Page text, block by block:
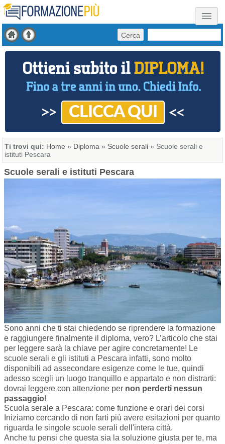
Cerca
Ti trovi qui: Home » Diploma » Scuole serali » Scuole serali e
istituti Pescara
Scuole serali e istituti Pescara
Sono anni che ti stai chiedendo se riprendere la formazione
e raggiungere finalmente il diploma, vero? L’articolo che stai
per leggere sarà la chiave per agire concretamente! Le
scuole serali e gli istituti a Pescara infatti, sono molto
disponibili ad assecondare esigenze come le tue, quindi
adesso scegli un luogo tranquillo e appartato e non distrarti:
dovrai leggere con attenzione per non perderti nessun
passaggio!
Scuola serale a Pescara: come funzione e orari dei corsi
Iniziamo cercando di non farti più avere esitazioni per quanto
riguarda le singole scuole serali dell'intera città.
Anche tu pensi che questa sia la soluzione giusta per te, ma